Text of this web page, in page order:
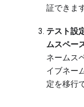
証できま
テスト設
ムスペー
ネームス
イブネー
定を移行